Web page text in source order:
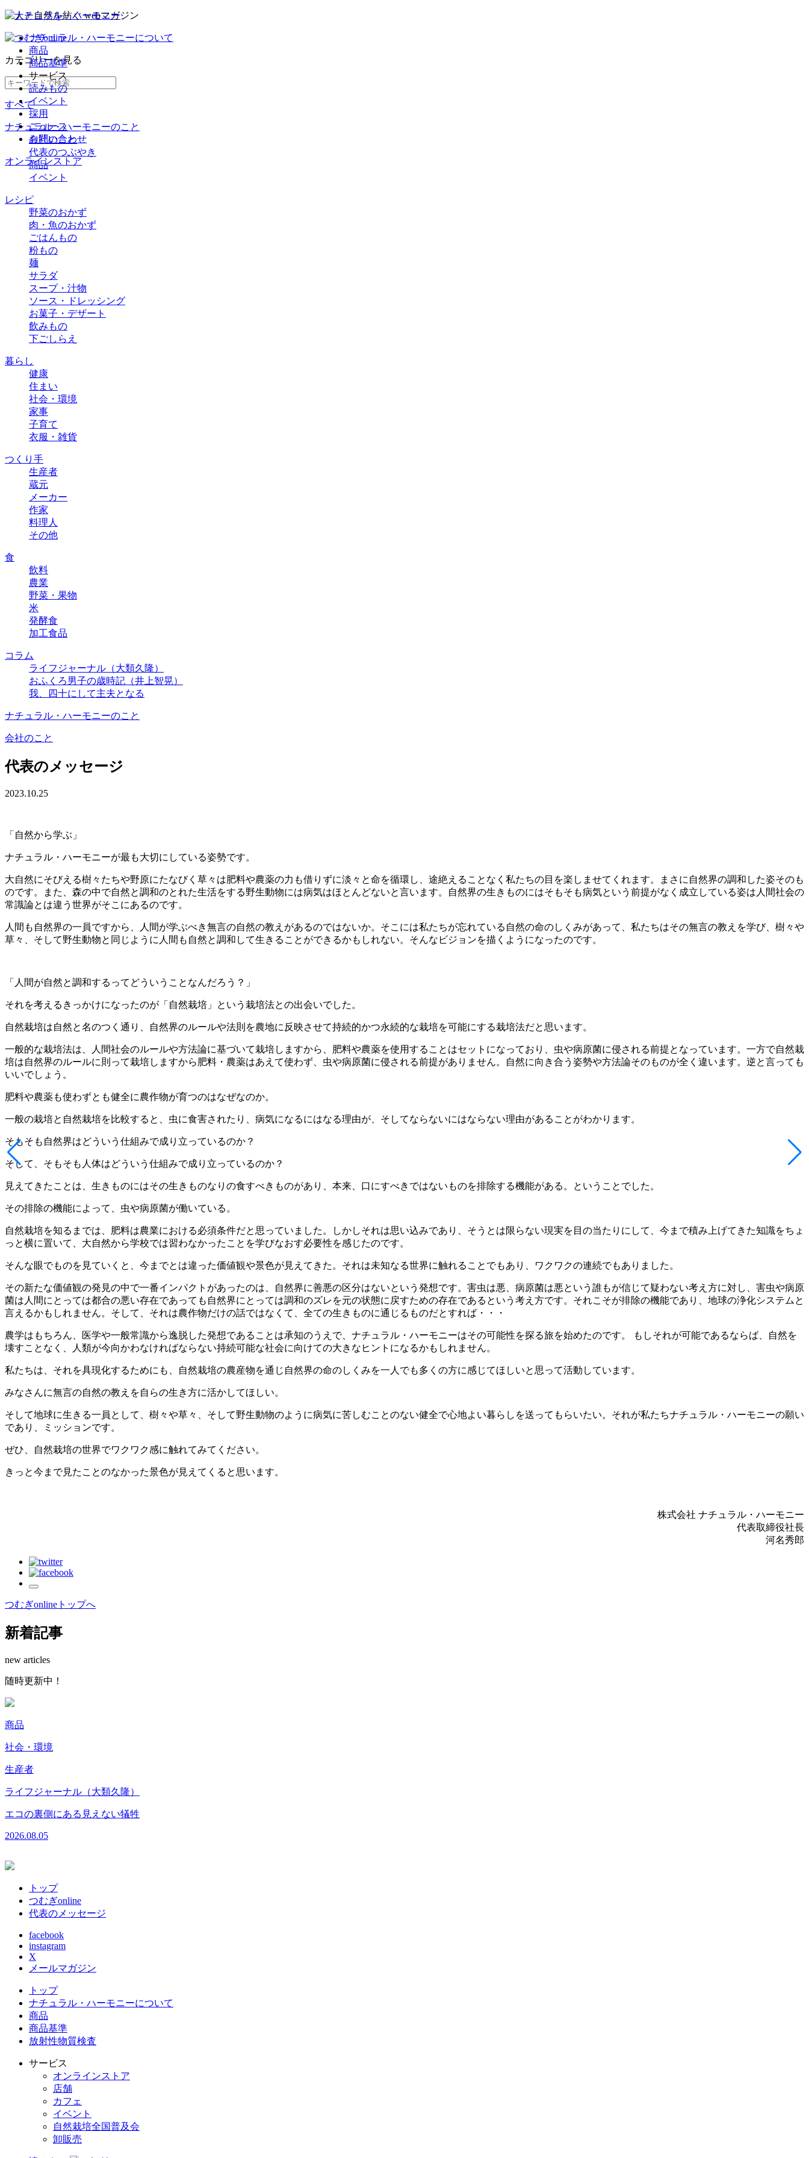
ナチュラル・ハーモニーについて
商品
商品基準
サービス
読みもの
イベント
採用
ニュース
お問い合わせ
オンラインストア
カテゴリーを見る
すべて
ナチュラル・ハーモニーのこと
会社のこと
代表のつぶやき
商品
イベント
レシピ
野菜のおかず
肉・魚のおかず
ごはんもの
粉もの
麺
サラダ
スープ・汁物
ソース・ドレッシング
お菓子・デザート
飲みもの
下ごしらえ
暮らし
健康
住まい
社会・環境
家事
子育て
衣服・雑貨
つくり手
生産者
蔵元
メーカー
作家
料理人
その他
食
飲料
農業
野菜・果物
米
発酵食
加工食品
コラム
ライフジャーナル（大類久隆）
おふくろ男子の歳時記（井上智晃）
我、四十にして主夫となる
ナチュラル・ハーモニーのこと
会社のこと
代表のメッセージ
2023.10.25
「自然から学ぶ」
ナチュラル・ハーモニーが最も大切にしている姿勢です。
大自然にそびえる樹々たちや野原にたなびく草々は肥料や農薬の力も借りずに淡々と命を循環し、途絶えることなく私たちの目を楽しませてくれます。まさに自然界の調和した姿そのも
のです。また、森の中で自然と調和のとれた生活をする野生動物には病気はほとんどないと言います。自然界の生きものにはそもそも病気という前提がなく成立している姿は人間社会の
常識論とは違う世界がそこにあるのです。
人間も自然界の一員ですから、人間が学ぶべき無言の自然の教えがあるのではないか。そこには私たちが忘れている自然の命のしくみがあって、私たちはその無言の教えを学び、樹々や
草々、そして野生動物と同じように人間も自然と調和して生きることができるかもしれない。そんなビジョンを描くようになったのです。
「人間が自然と調和するってどういうことなんだろう？」
それを考えるきっかけになったのが「自然栽培」という栽培法との出会いでした。
自然栽培は自然と名のつく通り、自然界のルールや法則を農地に反映させて持続的かつ永続的な栽培を可能にする栽培法だと思います。
一般的な栽培法は、人間社会のルールや方法論に基づいて栽培しますから、肥料や農薬を使用することはセットになっており、虫や病原菌に侵される前提となっています。一方で自然栽
培は自然界のルールに則って栽培しますから肥料・農薬はあえて使わず、虫や病原菌に侵される前提がありません。自然に向き合う姿勢や方法論そのものが全く違います。逆と言っても
いいでしょう。
肥料や農薬も使わずとも健全に農作物が育つのはなぜなのか。
一般の栽培と自然栽培を比較すると、虫に食害されたり、病気になるにはなる理由が、そしてならないにはならない理由があることがわかります。
そもそも自然界はどういう仕組みで成り立っているのか？
そして、そもそも人体はどういう仕組みで成り立っているのか？
見えてきたことは、生きものにはその生きものなりの食すべきものがあり、本来、口にすべきではないものを排除する機能がある。ということでした。
その排除の機能によって、虫や病原菌が働いている。
自然栽培を知るまでは、肥料は農業における必須条件だと思っていました。しかしそれは思い込みであり、そうとは限らない現実を目の当たりにして、今まで積み上げてきた知識をちょ
っと横に置いて、大自然から学校では習わなかったことを学びなおす必要性を感じたのです。
そんな眼でものを見ていくと、今までとは違った価値観や景色が見えてきた。それは未知なる世界に触れることでもあり、ワクワクの連続でもありました。
その新たな価値観の発見の中で一番インパクトがあったのは、自然界に善悪の区分はないという発想です。害虫は悪、病原菌は悪という誰もが信じて疑わない考え方に対し、害虫や病原
菌は人間にとっては都合の悪い存在であっても自然界にとっては調和のズレを元の状態に戻すための存在であるという考え方です。それこそが排除の機能であり、地球の浄化システムと
言えるかもしれません。そして、それは農作物だけの話ではなくて、全ての生きものに通じるものだとすれば・・・
農学はもちろん、医学や一般常識から逸脱した発想であることは承知のうえで、ナチュラル・ハーモニーはその可能性を探る旅を始めたのです。 もしそれが可能であるならば、自然を
壊すことなく、人類が今向かわなければならない持続可能な社会に向けての大きなヒントになるかもしれません。
私たちは、それを具現化するためにも、自然栽培の農産物を通じ自然界の命のしくみを一人でも多くの方に感じてほしいと思って活動しています。
みなさんに無言の自然の教えを自らの生き方に活かしてほしい。
そして地球に生きる一員として、樹々や草々、そして野生動物のように病気に苦しむことのない健全で心地よい暮らしを送ってもらいたい。それが私たちナチュラル・ハーモニーの願い
であり、ミッションです。
ぜひ、自然栽培の世界でワクワク感に触れてみてください。
きっと今まで見たことのなかった景色が見えてくると思います。
株式会社 ナチュラル・ハーモニー
代表取締役社長
河名秀郎
つむぎonlineトップへ
新着記事
new articles
随時更新中 ！
商品
社会・環境
生産者
ライフジャーナル（大類久隆）
エコの裏側にある見えない犠牲
2026.08.05
トップ
つむぎonline
代表のメッセージ
facebook
instagram
X
メールマガジン
トップ
ナチュラル・ハーモニーについて
商品
商品基準
放射性物質検査
サービス
オンラインストア
店舗
カフェ
イベント
自然栽培全国普及会
卸販売